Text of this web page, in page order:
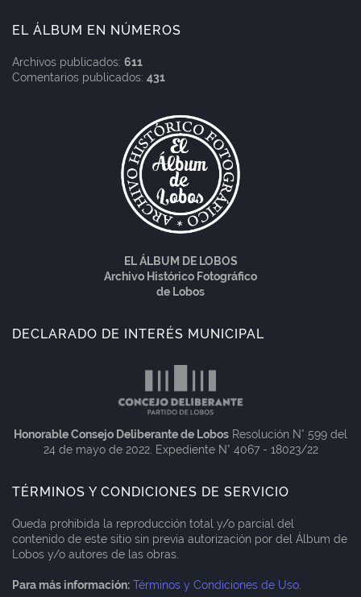
EL ÁLBUM EN NÚMEROS
Archivos publicados: 611
Comentarios publicados: 431
EL ÁLBUM DE LOBOS
Archivo Histórico Fotográfico
de Lobos
DECLARADO DE INTERÉS MUNICIPAL
Honorable Consejo Deliberante de Lobos Resolución N° 599 del
24 de mayo de 2022. Expediente N° 4067 - 18023/22
TÉRMINOS Y CONDICIONES DE SERVICIO
Queda prohibida la reproducción total y/o parcial del
contenido de este sitio sin previa autorización por del Álbum de
Lobos y/o autores de las obras.
Para más información: Términos y Condiciones de Uso